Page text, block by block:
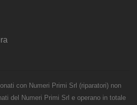
con Numeri Primi Srl (riparatori) non
del Numeri Primi Srl e operano in totale